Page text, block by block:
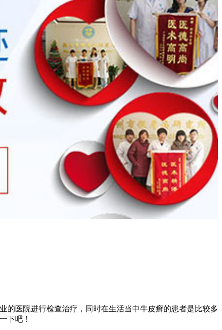
的医院进行检查治疗，同时在生活当中牛皮癣的患者是比较多
下吧！